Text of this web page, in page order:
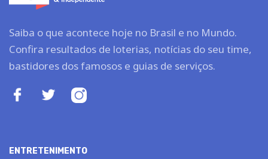
Saiba o que acontece hoje no Brasil e no Mundo.
Confira resultados de loterias, notícias do seu time,
bastidores dos famosos e guias de serviços.
ENTRETENIMENTO